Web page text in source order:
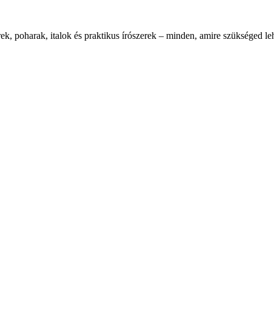
poharak, italok és praktikus írószerek – minden, amire szükséged